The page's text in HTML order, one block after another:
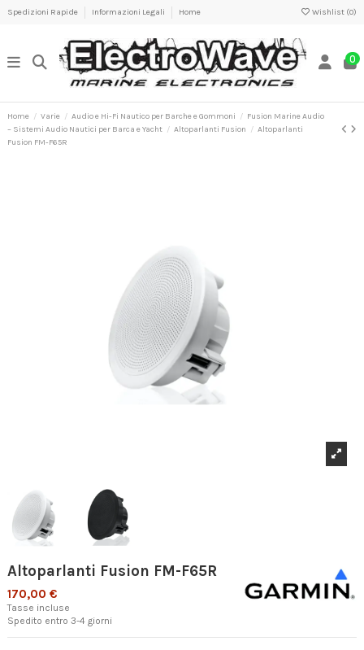
Spedizioni Rapide Informazioni Legali Home Wishlist (0)
0
Home Varie Audio e Hi-Fi Nautico per Barche e Gommoni
Fusion Marine Audio
– Sistemi Audio Nautici per Barca e Yacht
Altoparlanti Fusion
Altoparlanti
Fusion FM-F65R
Altoparlanti Fusion FM-F65R
170,00 €
Tasse incluse
Spedito entro 3-4 giorni